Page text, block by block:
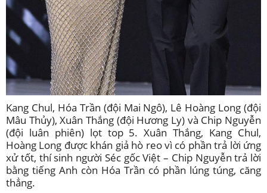
Kang Chul, Hóa Trần (đội Mai Ngô), Lê Hoàng Long (đội
Mâu Thủy), Xuân Thắng (đội Hương Ly) và Chip Nguyễn
(đội luân phiên) lọt top 5. Xuân Thắng, Kang Chul,
Hoàng Long được khán giả hò reo vì có phần trả lời ứng
xử tốt, thí sinh người Séc gốc Việt – Chip Nguyễn trả lời
bằng tiếng Anh còn Hóa Trần có phần lúng túng, căng
thẳng.